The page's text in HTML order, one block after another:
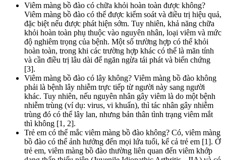
Viêm màng bồ đào có chữa khỏi hoàn toàn được không?
Viêm màng bồ đào có thể được kiểm soát và điều trị hiệu quả,
đặc biệt nếu được phát hiện sớm. Tuy nhiên, khả năng chữa
khỏi hoàn toàn phụ thuộc vào nguyên nhân, loại viêm và mức
độ nghiêm trọng của bệnh. Một số trường hợp có thể khỏi
hoàn toàn, trong khi các trường hợp khác có thể là mãn tính
và cần điều trị lâu dài để ngăn ngừa tái phát và biến chứng
[3].
Viêm màng bồ đào có lây không? Viêm màng bồ đào không
phải là bệnh lây nhiễm trực tiếp từ người này sang người
khác. Tuy nhiên, nếu nguyên nhân gây viêm là do một bệnh
nhiễm trùng (ví dụ: virus, vi khuẩn), thì tác nhân gây nhiễm
trùng đó có thể lây lan, nhưng bản thân tình trạng viêm mắt
thì không [1, 2].
Trẻ em có thể mắc viêm màng bồ đào không? Có, viêm màng
bồ đào có thể ảnh hưởng đến mọi lứa tuổi, kể cả trẻ em [1]. Ở
trẻ em, viêm màng bồ đào thường liên quan đến viêm khớp